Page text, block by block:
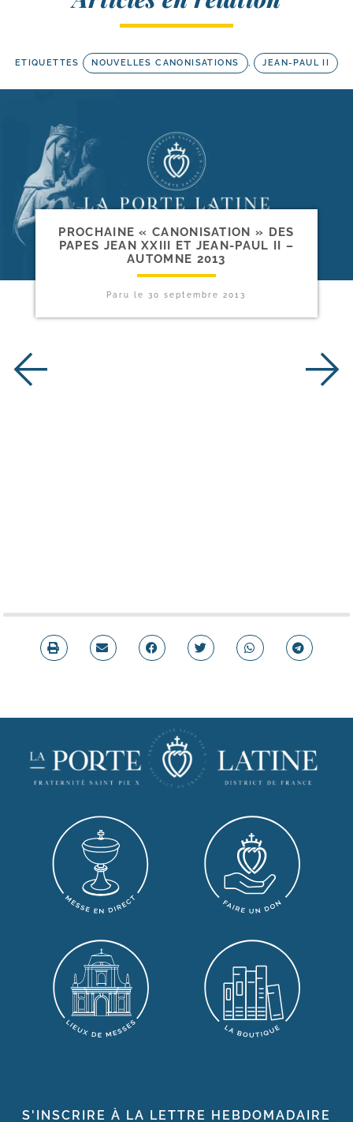
ETIQUETTES NOUVELLES CANONISATIONS , JEAN-PAUL II
PROCHAINE « CANONISATION » DES
PAPES JEAN XXIII ET JEAN-​PAUL II –
AUTOMNE 2013
Paru le30 septembre 2013
S'INSCRIRE À LA LETTRE HEBDOMADAIRE